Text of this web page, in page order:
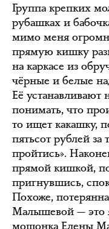
Группа крепких
рубашках и
мимо меня
прямую кишку
на каркасе из
чёрные и белые
Её
понимать, что
то ищет какашку,
пятьсот рублей за
пройтись».
прямой кишкой,
пригнувшись,
Похоже,
Малышевой — это
мошонка Елены